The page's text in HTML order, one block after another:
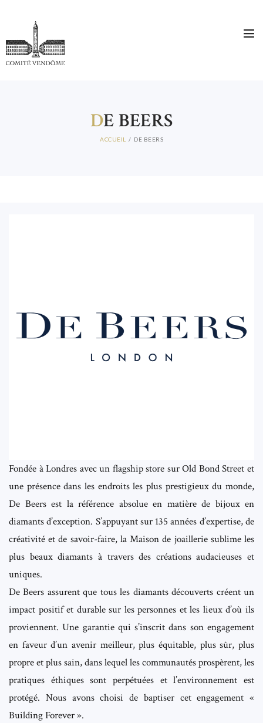
DE BEERS
ACCUEIL DE BEERS
Fondée à Londres avec un flagship store sur Old Bond Street et
une présence dans les endroits les plus prestigieux du monde,
De Beers est la référence absolue en matière de bijoux en
diamants d’exception. S’appuyant sur 135 années d’expertise, de
créativité et de savoir-faire, la Maison de joaillerie sublime les
plus beaux diamants à travers des créations audacieuses et
uniques.
De Beers assurent que tous les diamants découverts créent un
impact positif et durable sur les personnes et les lieux d’où ils
proviennent. Une garantie qui s’inscrit dans son engagement
en faveur d’un avenir meilleur, plus équitable, plus sûr, plus
propre et plus sain, dans lequel les communautés prospèrent, les
pratiques éthiques sont perpétuées et l’environnement est
protégé. Nous avons choisi de baptiser cet engagement «
Building Forever ».